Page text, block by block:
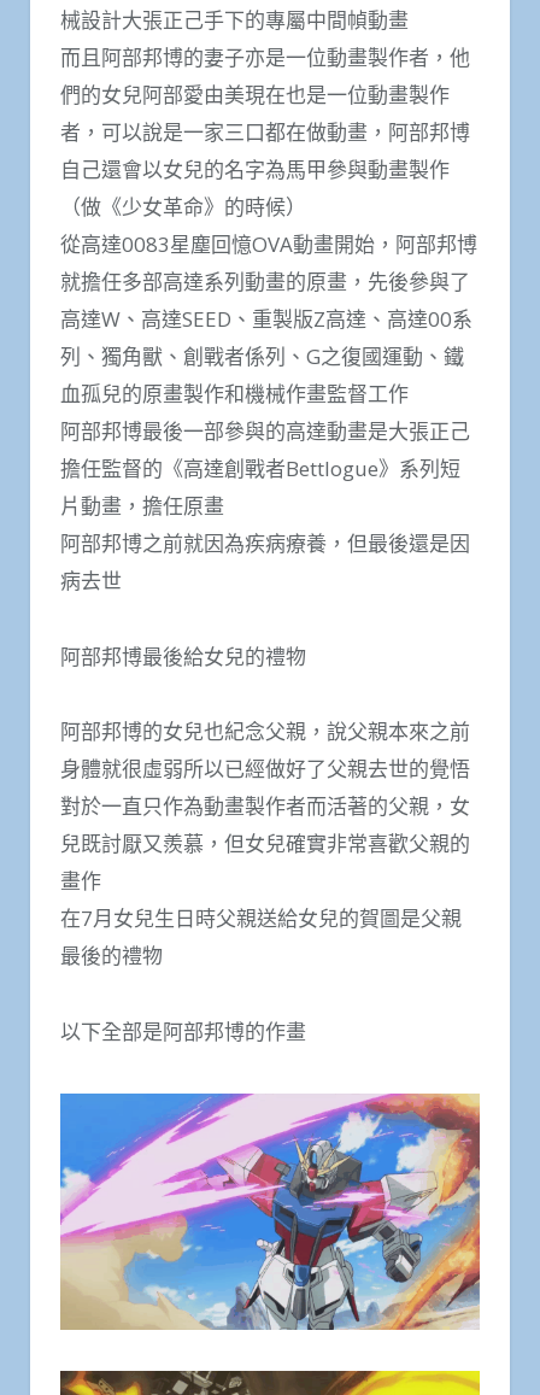
械設計大張正己手下的專屬中間幀動畫
而且阿部邦博的妻子亦是一位動畫製作者，他
們的女兒阿部愛由美現在也是一位動畫製作
者，可以說是一家三口都在做動畫，阿部邦博
自己還會以女兒的名字為馬甲參與動畫製作
（做《少女革命》的時候）
從高達0083星塵回憶OVA動畫開始，阿部邦博
就擔任多部高達系列動畫的原畫，先後參與了
高達W、高達SEED、重製版Z高達、高達00系
列、獨角獸、創戰者係列、G之復國運動、鐵
血孤兒的原畫製作和機械作畫監督工作
阿部邦博最後一部參與的高達動畫是大張正己
擔任監督的《高達創戰者B​​ettlogue》系列短
片動畫，擔任原畫
阿部邦博之前就因為疾病療養，但最後還是因
病去世
阿部邦博最後給女兒的禮物
阿部邦博的女兒也紀念父親，說父親本來之前
身體就很虛弱所以已經做好了父親去世的覺悟
對於一直只作為動畫製作者而活著的父親，女
兒既討厭又羨慕，但女兒確實非常喜歡父親的
畫作
在7月女兒生日時父親送給女兒的賀圖是父親
最後的禮物
以下全部是阿部邦博的作畫